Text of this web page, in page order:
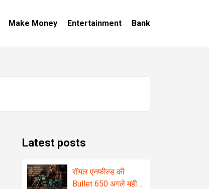
Make Money Entertainment Bank
Latest posts
रॉयल एनफील्ड की
Bullet 650 अगले महीने